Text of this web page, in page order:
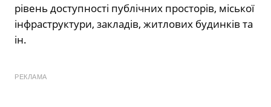
рівень доступності публічних просторів, міської
інфраструктури, закладів, житлових будинків та
ін.
РЕКЛАМА